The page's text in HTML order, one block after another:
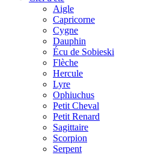
Aigle
Capricorne
Cygne
Dauphin
Écu de Sobieski
Flèche
Hercule
Lyre
Ophiuchus
Petit Cheval
Petit Renard
Sagittaire
Scorpion
Serpent